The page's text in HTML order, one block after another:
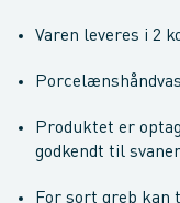
Varen leveres i 2
Produktet er
godkendt til
For sort greb kan